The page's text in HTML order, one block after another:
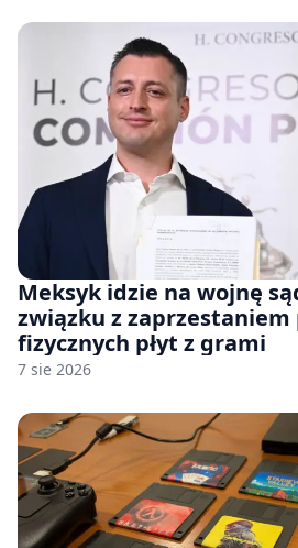
Meksyk idzie na wojnę
związku z
fizycznych płyt z grami
7 sie 2026